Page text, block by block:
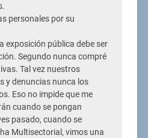
personales por su
exposición pública debe ser
Segundo nunca compré
Tal vez nuestros
y denuncias nunca los
Eso no impide que me
cuando se pongan
pasado, cuando se
Multisectorial, vimos una